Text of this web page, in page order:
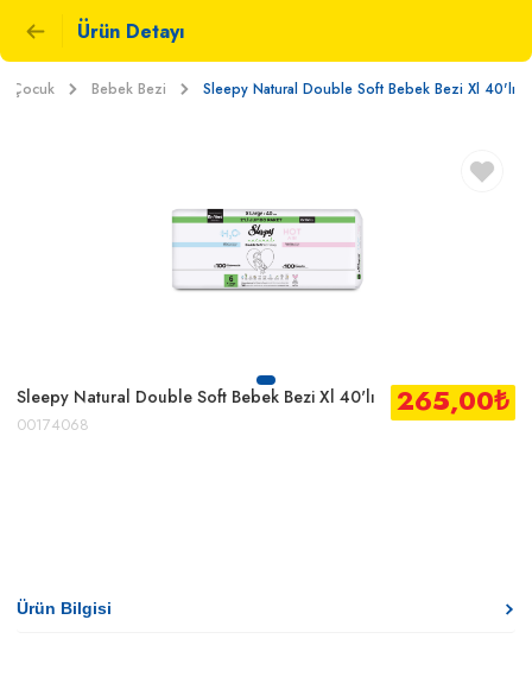
Ürün Detayı
Çocuk Bebek Bezi Sleepy Natural Double Soft Bebek Bezi Xl 40'lı
Sleepy Natural Double Soft Bebek Bezi Xl 40'lı
00174068
265,00₺
Ürün Bilgisi